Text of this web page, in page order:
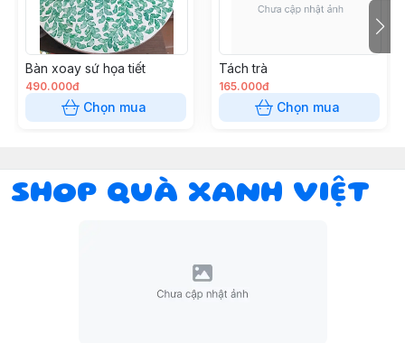
Bàn xoay sứ họa tiết
490.000đ
Chọn mua
Tách trà
165.000đ
Chọn mua
SHOP QUÀ XANH VIỆT